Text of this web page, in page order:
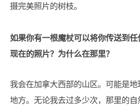
摄完美照片的树枝。
如果你有一根魔杖可以将你传送到
现在的照片？为什么在那里？
我会在加拿大西部的山区。可能是
地方。无论我去过多少次，那里的